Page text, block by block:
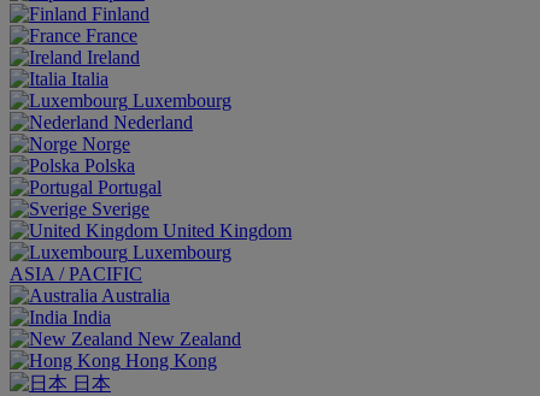
Finland
France
Ireland
Italia
Luxembourg
Nederland
Norge
Polska
Portugal
Sverige
United Kingdom
Luxembourg
ASIA / PACIFIC
Australia
India
New Zealand
Hong Kong
日本